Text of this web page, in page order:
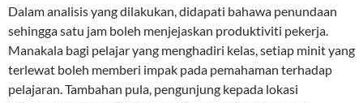
Dalam analisis yang dilakukan, didapati bahawa penundaan
sehingga satu jam boleh menjejaskan produktiviti pekerja.
Manakala bagi pelajar yang menghadiri kelas, setiap minit yang
terlewat boleh memberi impak pada pemahaman terhadap
pelajaran. Tambahan pula, pengunjung kepada lokasi